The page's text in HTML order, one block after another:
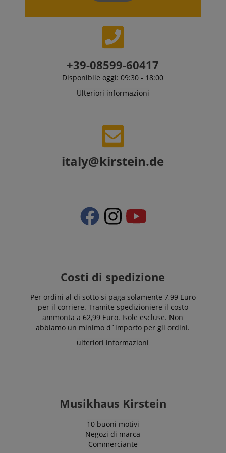
+39-08599-60417
Disponibile oggi: 09:30 - 18:00
Ulteriori informazioni
italy@kirstein.de
Costi di spedizione
Per ordini al di sotto si paga solamente 7,99 Euro
per il corriere. Tramite spedizioniere il costo
ammonta a 62,99 Euro. Isole escluse. Non
abbiamo un minimo d´importo per gli ordini.
ulteriori informazioni
Musikhaus Kirstein
10 buoni motivi
Negozi di marca
Commerciante